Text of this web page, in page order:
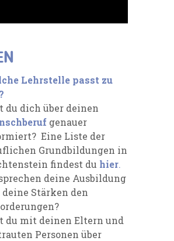
Lehrstelle passt zu
du dich über deinen
genauer
Eine Liste der
Grundbildungen in
findest du hier.
deine Ausbildung
Stärken den
du mit deinen Eltern und
Personen über